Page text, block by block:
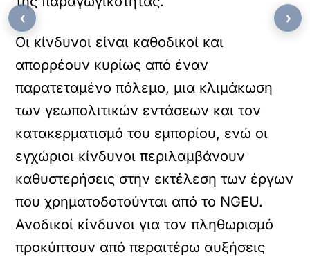
Οι κίνδυνοι είναι καθοδικοί και
απορρέουν κυρίως από έναν
παρατεταμένο πόλεμο, μια κλιμάκωση
των γεωπολιτικών εντάσεων και τον
κατακερματισμό του εμπορίου, ενώ οι
εγχώριοι κίνδυνοι περιλαμβάνουν
καθυστερήσεις στην εκτέλεση των έργων
που χρηματοδοτούνται από το NGEU.
Ανοδικοί κίνδυνοι για τον πληθωρισμό
προκύπτουν από περαιτέρω αυξήσεις
‹ ›